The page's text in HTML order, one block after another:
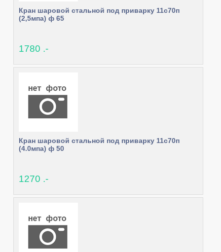
Кран шаровой стальной под приварку 11с70п
(2,5мпа) ф 65
1780 .-
Кран шаровой стальной под приварку 11с70п
(4.0мпа) ф 50
1270 .-